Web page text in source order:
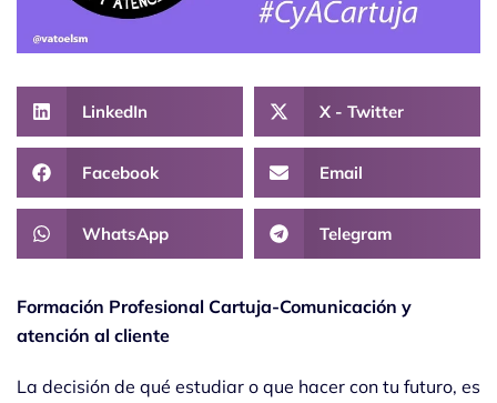
LinkedIn X - Twitter
Facebook Email
WhatsApp Telegram
Formación Profesional Cartuja-Comunicación y
atención al cliente
La decisión de qué estudiar o que hacer con tu futuro, es